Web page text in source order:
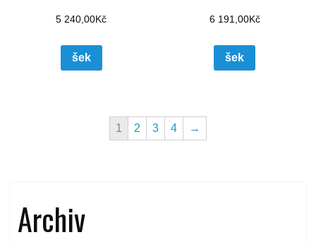
5 240,00Kč
šek
6 191,00Kč
šek
1 2 3 4 →
Archiv